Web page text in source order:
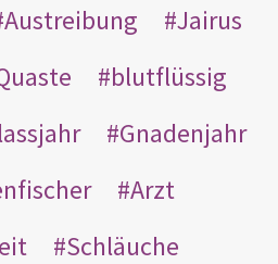
Austreibung
Jairus
blutflüssig
Gnadenjahr
Arzt
Schläuche